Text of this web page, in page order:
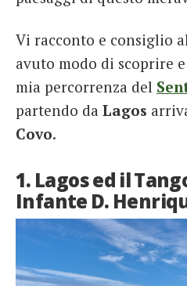
Vi racconto e consiglio
avuto modo di scoprire
mia percorrenza del
partendo da Lagos
Covo.
1. Lagos ed il
Infante D.